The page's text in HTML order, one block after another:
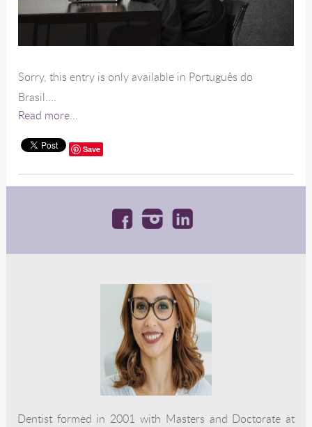
Sorry, this entry is only available in Português do
Brasil....
Read more...
Save
Dentist formed in 2001 with Masters and Doctorate at